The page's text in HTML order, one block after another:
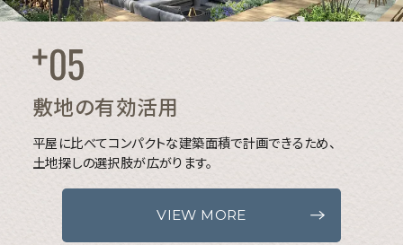
敷地の有効活用
平屋に比べてコンパクトな建築面積で計画できるため、
土地探しの選択肢が広がります。
VIEW MORE